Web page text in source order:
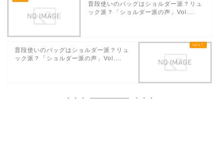
普段使いのバッグはショルダー派？リュ
ック派？「ショルダー派の声」Vol....
普段使いのバッグはショルダー派？リュ
ック派？「ショルダー派の声」Vol....